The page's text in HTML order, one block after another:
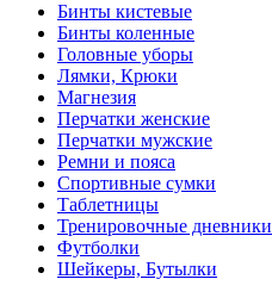
Бинты кистевые
Бинты коленные
Головные уборы
Лямки, Крюки
Магнезия
Перчатки женские
Перчатки мужские
Ремни и пояса
Спортивные сумки
Таблетницы
Тренировочные дневники
Футболки
Шейкеры, Бутылки